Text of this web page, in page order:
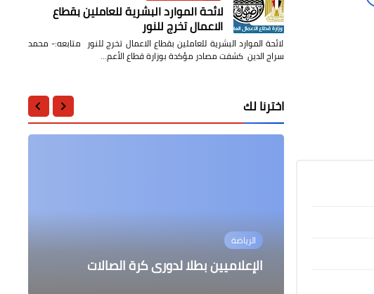
لائحة الموارد البشرية للعاملين بقطاع
الاعمال تخرج للنور
لائحة الموارد البشرية للعاملين بقطاع الاعمال تخرج للنور متابعه:- محمد
سراج الدين كشفت مصادر مؤكدة بوزارة قطاع الأعم…
اخترنا لك
الرياضة
الإعلاميين بطلا لدورى كرة الصالات
أمانة المتابعة والتواصل بحزب مستقبل
وطن تطلق المسابقه الرمضانيه
الرياضة
أساطير كرة القدم العالمية
البرهان يشهد تخريج عدد من الدفعات
بإستاد الكلية الحربية
رئيس جامعة الأزهر يهنئ طلاب كلية
الهندسة